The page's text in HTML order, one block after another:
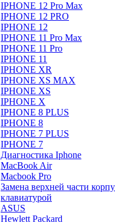
IPHONE 12 Pro Max
IPHONE 12 PRO
IPHONE 12
IPHONE 11 Pro Max
IPHONE 11 Pro
IPHONE 11
IPHONE XR
IPHONE XS MAX
IPHONE XS
IPHONE X
IPHONE 8 PLUS
IPHONE 8
IPHONE 7 PLUS
IPHONE 7
Диагностика Iphone
MacBook Air
Macbook Pro
Замена верхней части
клавиатурой
ASUS
Hewlett Packard